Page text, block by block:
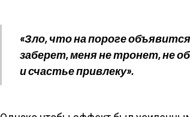
«Зло, что на пороге
заберет, меня не тронет, не
и счастье привлеку».